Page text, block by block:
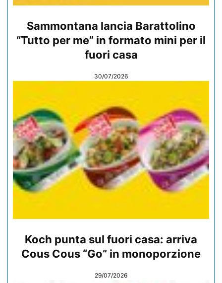
Sammontana lancia Barattolino
“Tutto per me” in formato mini per il
fuori casa
30/07/2026
Koch punta sul fuori casa: arriva
Cous Cous “Go” in monoporzione
29/07/2026